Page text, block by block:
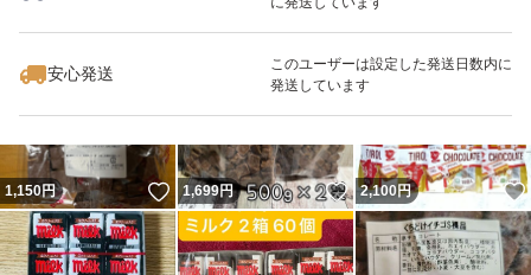
安心発送
このユーザーは設定した発送日数内に
発送しています
いいね！
1,480
1,150円 いいね！
1,699円 いいね！
2,100円